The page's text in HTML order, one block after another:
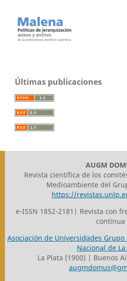
Últimas publicaciones
AUGM
Revista científica de los
Medioambiente del
https://
e-ISSN 1852-2181| Revista con
continua
Asociación de Universidades
Nacional de La
La Plata (1900) | Buenos